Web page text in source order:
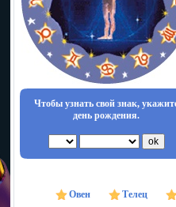
Чтобы узнать свой знак,
день рождения.
Овен Телец